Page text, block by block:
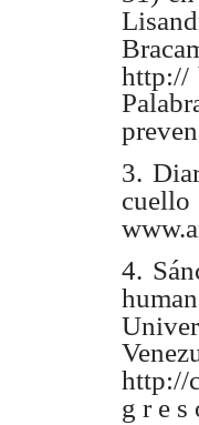
http://
3.
4.
http://
g r e